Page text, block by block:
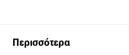
Περισσότερα